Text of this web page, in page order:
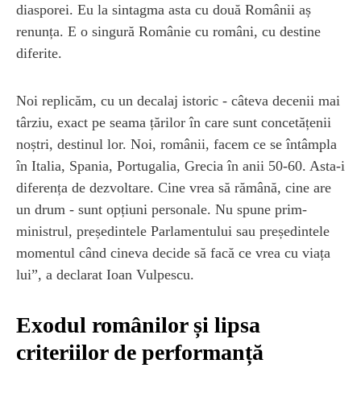
diasporei. Eu la sintagma asta cu două Românii aș
renunța. E o singură Românie cu români, cu destine
diferite.
Noi replicăm, cu un decalaj istoric - câteva decenii mai
târziu, exact pe seama țărilor în care sunt concetățenii
noștri, destinul lor. Noi, românii, facem ce se întâmpla
în Italia, Spania, Portugalia, Grecia în anii 50-60. Asta-i
diferența de dezvoltare. Cine vrea să rămână, cine are
un drum - sunt opțiuni personale. Nu spune prim-
ministrul, președintele Parlamentului sau președintele
momentul când cineva decide să facă ce vrea cu viața
lui”, a declarat Ioan Vulpescu.
Exodul românilor și lipsa
criteriilor de performanță